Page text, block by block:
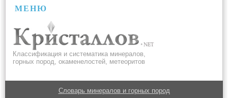
МЕНЮ
Классификация и систематика минералов,
горных пород, окаменелостей, метеоритов
Словарь минералов и горных пород